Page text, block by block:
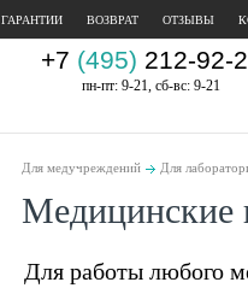
ГАРАНТИИ ВОЗВРАТ ОТЗЫВЫ
+7 (495) 212-92-
пн-пт: 9-21, сб-вс: 9-21
Для медучреждений Для
Медицинские
Для работы любого